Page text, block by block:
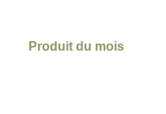
Produit du mois